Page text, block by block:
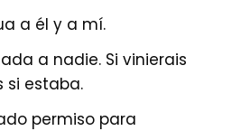
a él y a mí.
a nadie. Si vinierais
si estaba.
permiso para